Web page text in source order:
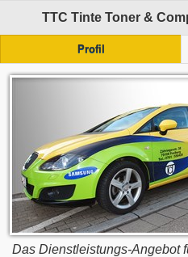
TTC Tinte Toner &
Profil
Das Dienstleistungs-Angebot